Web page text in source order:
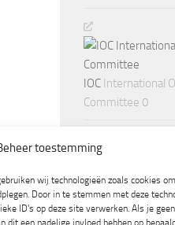
toestemming
wij technologieën zoals cookies
Door in te stemmen met deze
ID's op deze site verwerken. Als je
een nadelige invloed hebben op
IOC International
Committee 0